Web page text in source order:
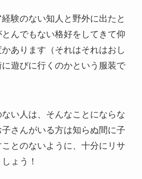
験のない知人と野外に出たと
んでもない格好をしてきて仰
あります（それはそれはおし
遊びに行くのかという服装で
い人は、そんなことにならな
さんがいる方は知らぬ間に子
とのないように、十分にリサ
ょう！